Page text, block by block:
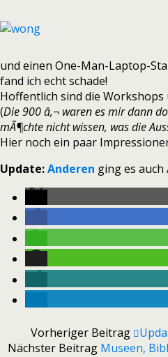
und einen One-Man-Laptop-
fand ich echt schade!
Hoffentlich sind die
(Die 900 â‚¬ waren es mir dann
mÃ¶chte nicht wissen, was die
Hier noch ein paar
Update:Anderen ging es auch
Vorheriger Beitrag
Nächster Beitrag Museen,